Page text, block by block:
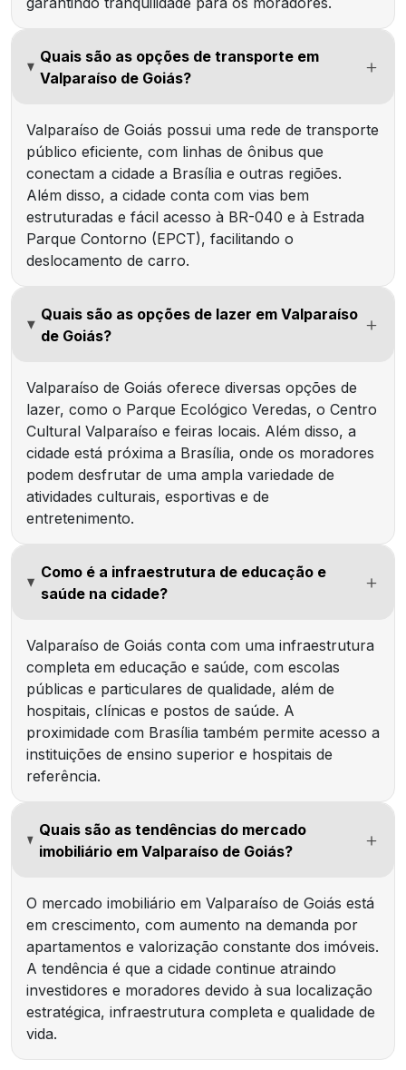
Quais são as opções de transporte em
Valparaíso de Goiás?
Valparaíso de Goiás possui uma rede de transporte
público eficiente, com linhas de ônibus que
conectam a cidade a Brasília e outras regiões.
Além disso, a cidade conta com vias bem
estruturadas e fácil acesso à BR-040 e à Estrada
Parque Contorno (EPCT), facilitando o
deslocamento de carro.
Quais são as opções de lazer em Valparaíso
de Goiás?
Valparaíso de Goiás oferece diversas opções de
lazer, como o Parque Ecológico Veredas, o Centro
Cultural Valparaíso e feiras locais. Além disso, a
cidade está próxima a Brasília, onde os moradores
podem desfrutar de uma ampla variedade de
atividades culturais, esportivas e de
entretenimento.
Como é a infraestrutura de educação e
saúde na cidade?
Valparaíso de Goiás conta com uma infraestrutura
completa em educação e saúde, com escolas
públicas e particulares de qualidade, além de
hospitais, clínicas e postos de saúde. A
proximidade com Brasília também permite acesso a
instituições de ensino superior e hospitais de
referência.
Quais são as tendências do mercado
imobiliário em Valparaíso de Goiás?
O mercado imobiliário em Valparaíso de Goiás está
em crescimento, com aumento na demanda por
apartamentos e valorização constante dos imóveis.
A tendência é que a cidade continue atraindo
investidores e moradores devido à sua localização
estratégica, infraestrutura completa e qualidade de
vida.